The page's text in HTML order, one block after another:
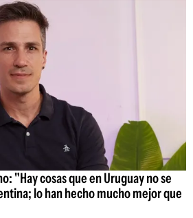
"Hay cosas que en Uruguay no se
lo han hecho mucho mejor que